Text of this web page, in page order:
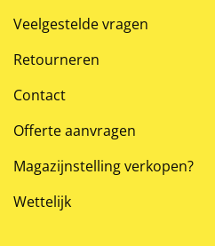
Veelgestelde vragen
Retourneren
Contact
Offerte aanvragen
Magazijnstelling verkopen?
Wettelijk